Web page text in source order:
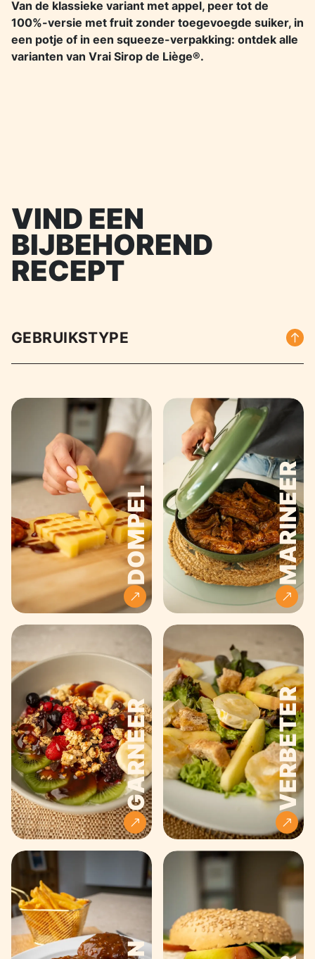
Van de klassieke variant met appel, peer tot de
100%-versie met fruit zonder toegevoegde suiker, in
een potje of in een squeeze-verpakking: ontdek alle
varianten van Vrai Sirop de Liège®.
VIND EEN
BIJBEHOREND
RECEPT
GEBRUIKSTYPE
DOMPEL MARINEER
GARNEER VERBETER